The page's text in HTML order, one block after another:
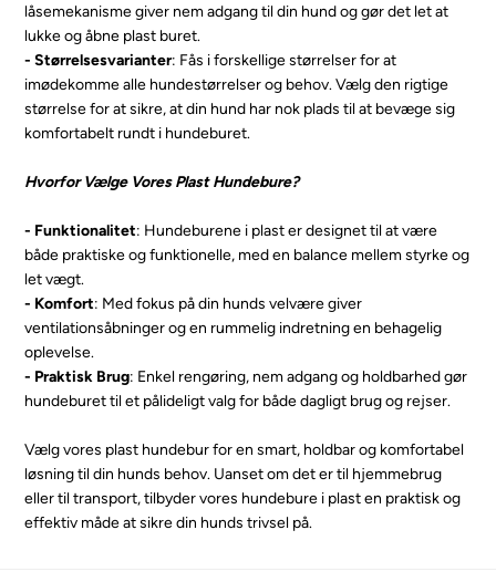
låsemekanisme giver nem adgang til din hund og gør det let at
lukke og åbne plast buret.
- Størrelsesvarianter: Fås i forskellige størrelser for at
imødekomme alle hundestørrelser og behov. Vælg den rigtige
størrelse for at sikre, at din hund har nok plads til at bevæge sig
komfortabelt rundt i hundeburet.
Hvorfor Vælge Vores Plast Hundebure?
- Funktionalitet: Hundeburene i plast er designet til at være
både praktiske og funktionelle, med en balance mellem styrke og
let vægt.
- Komfort: Med fokus på din hunds velvære giver
ventilationsåbninger og en rummelig indretning en behagelig
oplevelse.
- Praktisk Brug: Enkel rengøring, nem adgang og holdbarhed gør
hundeburet til et pålideligt valg for både dagligt brug og rejser.
Vælg vores plast hundebur for en smart, holdbar og komfortabel
løsning til din hunds behov. Uanset om det er til hjemmebrug
eller til transport, tilbyder vores hundebure i plast en praktisk og
effektiv måde at sikre din hunds trivsel på.